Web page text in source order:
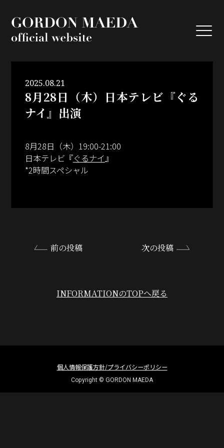
GORDON
2025.08.21
8月28日（木）日本テレビ『ぐる
ナイ』出演
8月28日（木）19:00-21:00
日本テレビ『ぐるナイ 』
*2時間スペシャル
前の投稿 次の投稿
INFORMATIONのTOPへ戻る
個人情報保護方針/プライバシーポリシー
Copyright © GORDON MAEDA